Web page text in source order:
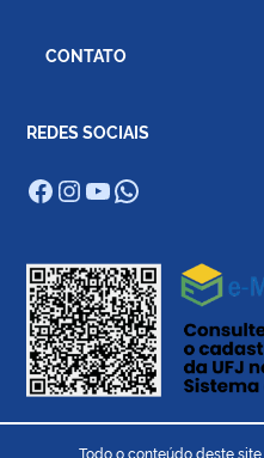
CONTATO
REDES SOCIAIS
Facebook
Instagram
Youtube
WhatsApp
Todo o conteúdo deste